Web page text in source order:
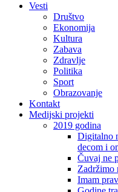
Vesti
Društvo
Ekonomija
Kultura
Zabava
Zdravlje
Politika
Sport
Obrazovanje
Kontakt
Medijski projekti
2019 godina
Digitalno
decom i
Čuvaj ne
Zadržimo
Imam